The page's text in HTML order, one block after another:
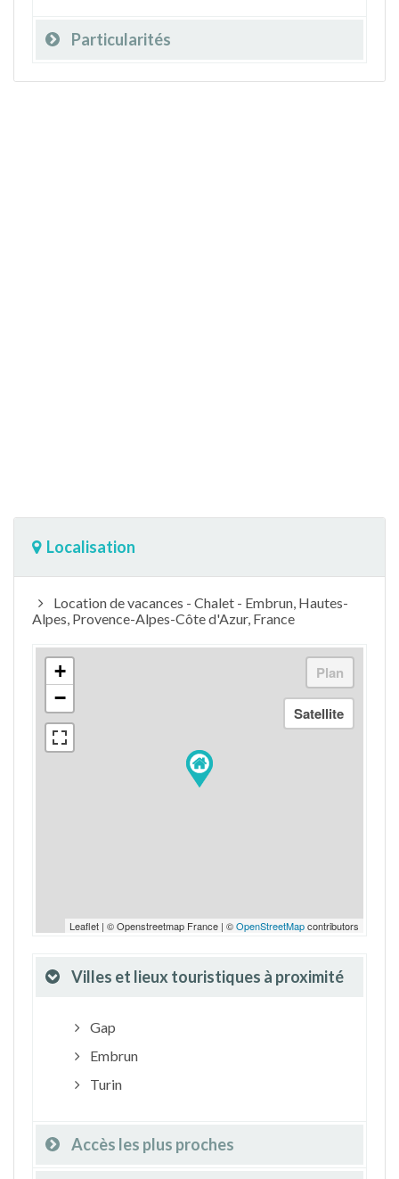
Particularités
Localisation
Location de vacances - Chalet - Embrun, Hautes-
Alpes, Provence-Alpes-Côte d'Azur, France
+
−
Leaflet | © Openstreetmap France | ©OpenStreetMapcontributors
Villes et lieux touristiques à proximité
Gap
Embrun
Turin
Accès les plus proches